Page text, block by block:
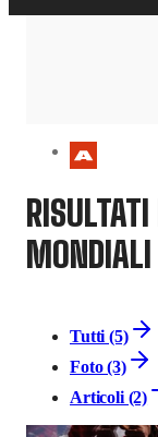
MONDIALI
Tutti (5)
Foto (3)
Articoli (2)